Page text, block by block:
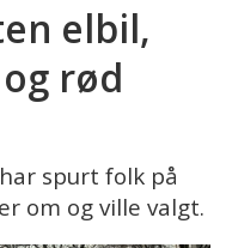
elbil,
rød
har spurt folk på
om og ville valgt.